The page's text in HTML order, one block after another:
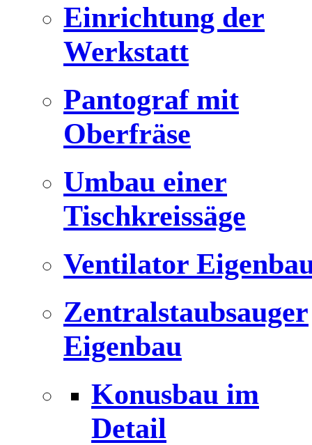
Einrichtung der
Werkstatt
Pantograf mit
Oberfräse
Umbau einer
Tischkreissäge
Ventilator
Zentralstaubsauger
Eigenbau
Konusbau im
Detail